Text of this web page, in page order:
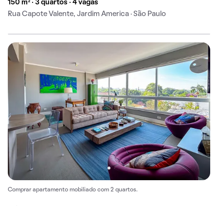
150 m² · 3 quartos · 4 vagas
Rua Capote Valente, Jardim America · São Paulo
Comprar apartamento mobiliado com 2 quartos.